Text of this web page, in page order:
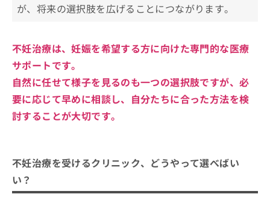
が、将来の選択肢を広げることにつながります。
不妊治療は、妊娠を希望する方に向けた専門的な医療
サポートです。
自然に任せて様子を見るのも一つの選択肢ですが、必
要に応じて早めに相談し、自分たちに合った方法を検
討することが大切です。
不妊治療を受けるクリニック、どうやって選べばい
い？